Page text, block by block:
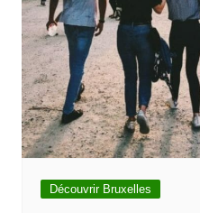
Découvrir Bruxelles